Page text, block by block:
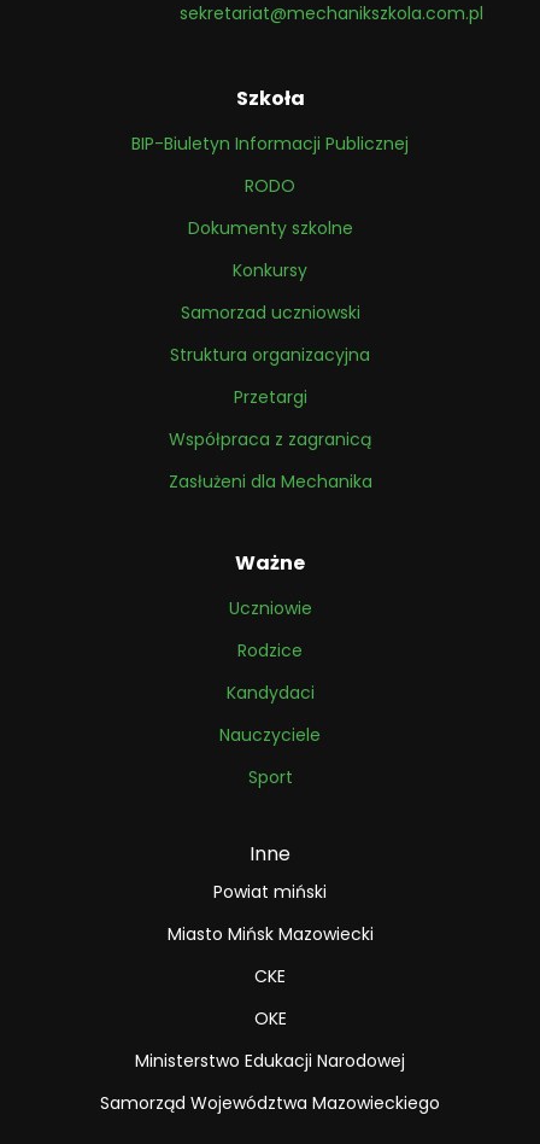
sekretariat@mechanikszkola.com.pl
Szkoła
BIP-Biuletyn Informacji Publicznej
RODO
Dokumenty szkolne
Konkursy
Samorzad uczniowski
Struktura organizacyjna
Przetargi
Współpraca z zagranicą
Zasłużeni dla Mechanika
Ważne
Uczniowie
Rodzice
Kandydaci
Nauczyciele
Sport
Inne
Powiat miński
Miasto Mińsk Mazowiecki
CKE
OKE
Ministerstwo Edukacji Narodowej
Samorząd Województwa Mazowieckiego